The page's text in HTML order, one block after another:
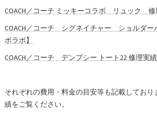
COACH／コーチ ミッキーコラボ リュック
COACH／コーチ シグネイチャー ショルダー
ボラボ】
COACH／コーチ デンプシー トート22 修理実
それぞれの費用・料金の目安等も記載してお
績をご覧ください。